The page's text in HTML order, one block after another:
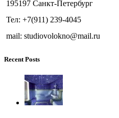
195197 Санкт-Петербург
Тел: +7(911) 239-4045
mail: studiovolokno@mail.ru
Recent Posts